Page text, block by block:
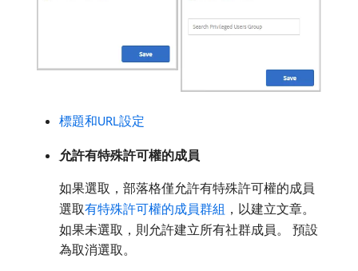
標題和URL設定
允許有特殊許可權的成員
如果選取，部落格僅允許有特殊許可權的成員
選取有特殊許可權的成員群組 ，以建立文章。
如果未選取，則允許建立所有社群成員。 預設
為取消選取。